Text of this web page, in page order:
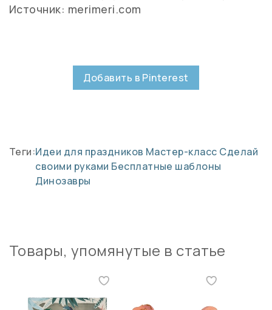
Источник: merimeri.com
Добавить в Pinterest
Теги:Идеи для праздников Мастер-класс Сделай
своими руками Бесплатные шаблоны
Динозавры
Товары, упомянутые в статье